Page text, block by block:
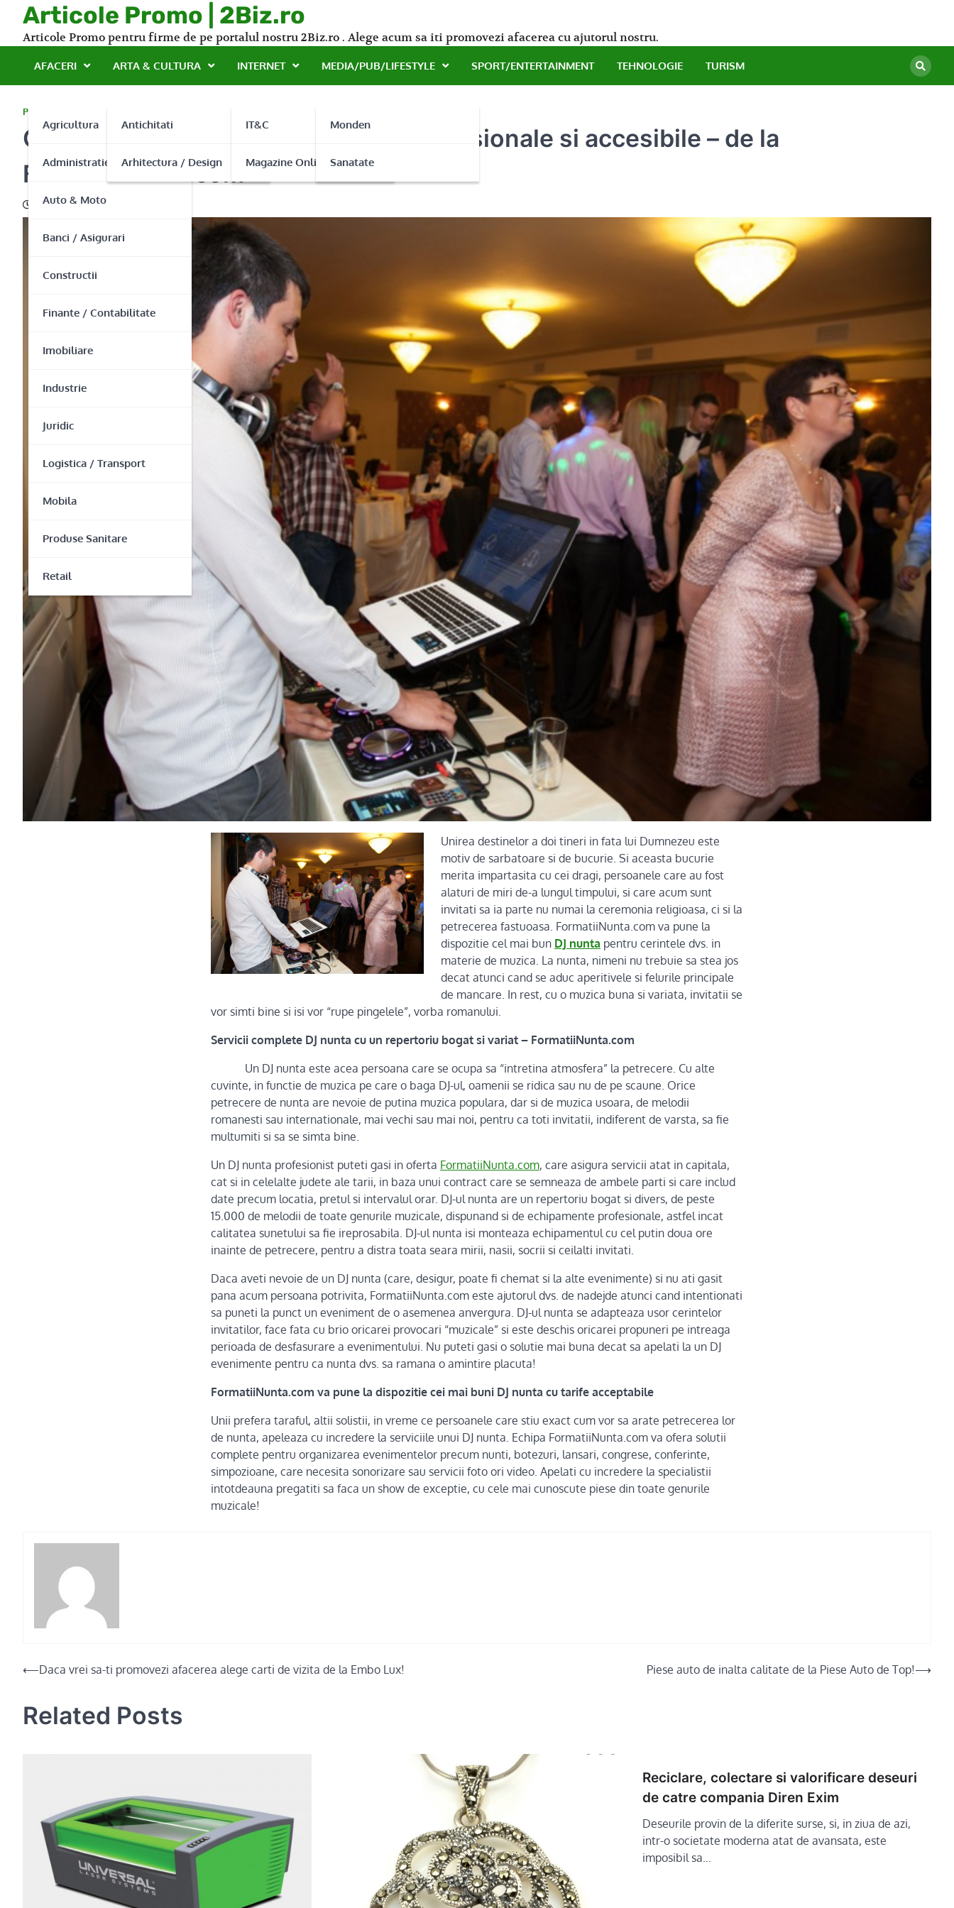
content
Articole Promo | 2Biz.ro
Articole Promo pentru firme de pe portalul nostru 2Biz.ro . Alege acum sa iti promovezi afacerea cu ajutorul nostru.
AFACERI
Agricultura
Administratie Publica
Auto & Moto
Banci / Asigurari
Constructii
Finante / Contabilitate
Imobiliare
Industrie
Juridic
Logistica / Transport
Mobila
Produse Sanitare
Retail
ARTA & CULTURA
Antichitati
Arhitectura / Design
INTERNET
IT&C
Magazine Online
MEDIA/PUB/LIFESTYLE
Monden
Sanatate
SPORT/ENTERTAINMENT TEHNOLOGIE TURISM
PROMO
Cele mai bune servicii DJ nunta – profesionale si accesibile – de la
FormatiiNunta.com
10/02/2016
Unirea destinelor a doi tineri in fata lui Dumnezeu este
motiv de sarbatoare si de bucurie. Si aceasta bucurie
merita impartasita cu cei dragi, persoanele care au fost
alaturi de miri de-a lungul timpului, si care acum sunt
invitati sa ia parte nu numai la ceremonia religioasa, ci si la
petrecerea fastuoasa. FormatiiNunta.com va pune la
dispozitie cel mai bun DJ nunta pentru cerintele dvs. in
materie de muzica. La nunta, nimeni nu trebuie sa stea jos
decat atunci cand se aduc aperitivele si felurile principale
de mancare. In rest, cu o muzica buna si variata, invitatii se
vor simti bine si isi vor “rupe pingelele”, vorba romanului.
Servicii complete DJ nunta cu un repertoriu bogat si variat – FormatiiNunta.com
Un DJ nunta este acea persoana care se ocupa sa “intretina atmosfera” la petrecere. Cu alte
cuvinte, in functie de muzica pe care o baga DJ-ul, oamenii se ridica sau nu de pe scaune. Orice
petrecere de nunta are nevoie de putina muzica populara, dar si de muzica usoara, de melodii
romanesti sau internationale, mai vechi sau mai noi, pentru ca toti invitatii, indiferent de varsta, sa fie
multumiti si sa se simta bine.
Un DJ nunta profesionist puteti gasi in oferta FormatiiNunta.com, care asigura servicii atat in capitala,
cat si in celelalte judete ale tarii, in baza unui contract care se semneaza de ambele parti si care includ
date precum locatia, pretul si intervalul orar. DJ-ul nunta are un repertoriu bogat si divers, de peste
15.000 de melodii de toate genurile muzicale, dispunand si de echipamente profesionale, astfel incat
calitatea sunetului sa fie ireprosabila. DJ-ul nunta isi monteaza echipamentul cu cel putin doua ore
inainte de petrecere, pentru a distra toata seara mirii, nasii, socrii si ceilalti invitati.
Daca aveti nevoie de un DJ nunta (care, desigur, poate fi chemat si la alte evenimente) si nu ati gasit
pana acum persoana potrivita, FormatiiNunta.com este ajutorul dvs. de nadejde atunci cand intentionati
sa puneti la punct un eveniment de o asemenea anvergura. DJ-ul nunta se adapteaza usor cerintelor
invitatilor, face fata cu brio oricarei provocari “muzicale” si este deschis oricarei propuneri pe intreaga
perioada de desfasurare a evenimentului. Nu puteti gasi o solutie mai buna decat sa apelati la un DJ
evenimente pentru ca nunta dvs. sa ramana o amintire placuta!
FormatiiNunta.com va pune la dispozitie cei mai buni DJ nunta cu tarife acceptabile
Unii prefera taraful, altii solistii, in vreme ce persoanele care stiu exact cum vor sa arate petrecerea lor
de nunta, apeleaza cu incredere la serviciile unui DJ nunta. Echipa FormatiiNunta.com va ofera solutii
complete pentru organizarea evenimentelor precum nunti, botezuri, lansari, congrese, conferinte,
simpozioane, care necesita sonorizare sau servicii foto ori video. Apelati cu incredere la specialistii
intotdeauna pregatiti sa faca un show de exceptie, cu cele mai cunoscute piese din toate genurile
muzicale!
Post
⟵Daca vrei sa-ti promovezi afacerea alege carti de vizita de la Embo Lux! Piese auto de inalta calitate de la Piese Auto de Top!⟶
Related Posts
Reciclare, colectare si valorificare deseuri
de catre compania Diren Exim
Deseurile provin de la diferite surse, si, in ziua de azi,
intr-o societate moderna atat de avansata, este
imposibil sa…